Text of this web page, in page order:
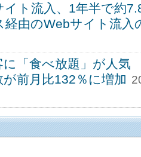
イト流入、1年半で約
経由のWebサイト流入
に「食べ放題」が人
前月比132％に増加